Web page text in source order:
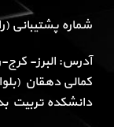
شماره پشتیبانی
آدرس: البرز-
کمالی دهقان
دانشکده تربیت